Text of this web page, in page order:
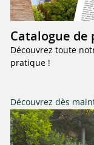
Catalogue de
Découvrez toute
pratique !
Découvrez dès